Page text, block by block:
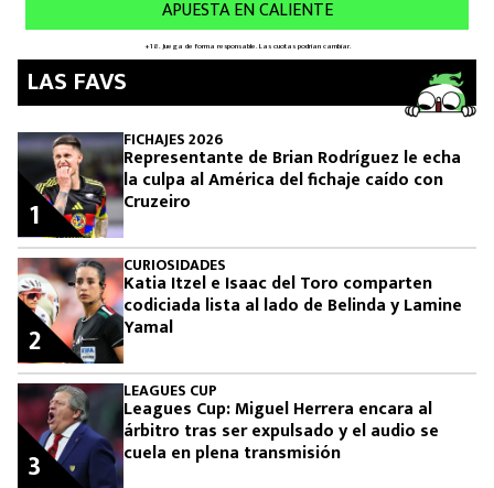
LAS FAVS
FICHAJES 2026
Representante de Brian Rodríguez le echa
la culpa al América del fichaje caído con
Cruzeiro
1
CURIOSIDADES
Katia Itzel e Isaac del Toro comparten
codiciada lista al lado de Belinda y Lamine
Yamal
2
LEAGUES CUP
Leagues Cup: Miguel Herrera encara al
árbitro tras ser expulsado y el audio se
cuela en plena transmisión
3